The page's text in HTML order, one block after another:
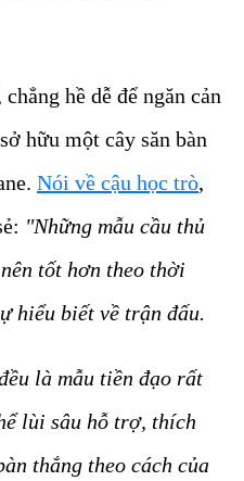
hề dễ để ngăn cản
hữu một cây săn bàn
Nói về cậu học trò,
"Những mẫu cầu thủ
tốt hơn theo thời
hiểu biết về trận đấu.
là mẫu tiền đạo rất
lùi sâu hỗ trợ, thích
thắng theo cách của